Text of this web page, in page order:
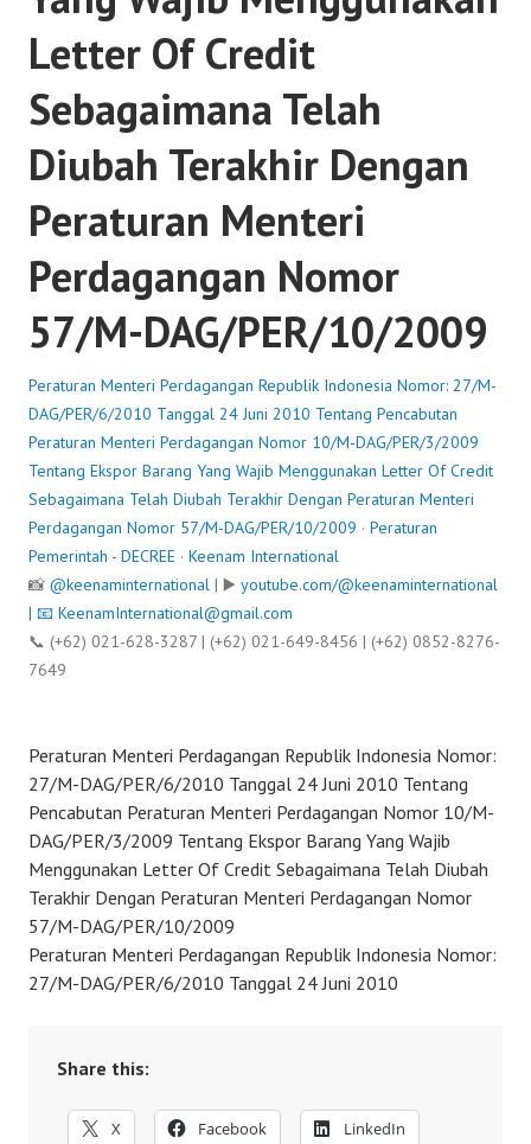
Letter Of Credit
Sebagaimana Telah
Diubah Terakhir Dengan
Peraturan Menteri
Perdagangan Nomor
57/M-DAG/PER/10/2009
Peraturan Menteri Perdagangan Republik Indonesia Nomor: 27/M-
DAG/PER/6/2010 Tanggal 24 Juni 2010 Tentang Pencabutan
Peraturan Menteri Perdagangan Nomor 10/M-DAG/PER/3/2009
Tentang Ekspor Barang Yang Wajib Menggunakan Letter Of Credit
Sebagaimana Telah Diubah Terakhir Dengan Peraturan Menteri
Perdagangan Nomor 57/M-DAG/PER/10/2009 · Peraturan
Pemerintah - DECREE · Keenam International
📸 @keenaminternational | ▶️ youtube.com/@keenaminternational
| 📧 KeenamInternational@gmail.com
📞 (+62) 021-628-3287 | (+62) 021-649-8456 | (+62) 0852-8276-
7649
Peraturan Menteri Perdagangan Republik Indonesia Nomor:
27/M-DAG/PER/6/2010 Tanggal 24 Juni 2010 Tentang
Pencabutan Peraturan Menteri Perdagangan Nomor 10/M-
DAG/PER/3/2009 Tentang Ekspor Barang Yang Wajib
Menggunakan Letter Of Credit Sebagaimana Telah Diubah
Terakhir Dengan Peraturan Menteri Perdagangan Nomor
57/M-DAG/PER/10/2009
Peraturan Menteri Perdagangan Republik Indonesia Nomor:
27/M-DAG/PER/6/2010 Tanggal 24 Juni 2010
Share this:
X Facebook LinkedIn